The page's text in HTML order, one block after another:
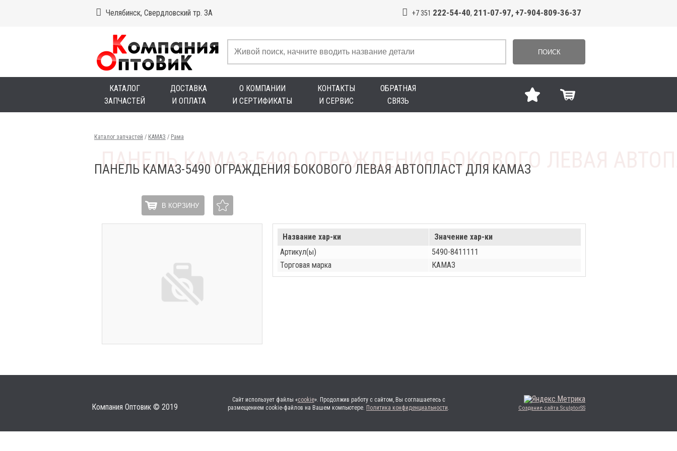
Челябинск, Свердловский тр. 3А +7 351 222-54-40, 211-07-97, +7-904-809-36-37
ПОИСК
КАТАЛОГ
ЗАПЧАСТЕЙ
ДОСТАВКА
И ОПЛАТА
О КОМПАНИИ
И СЕРТИФИКАТЫ
КОНТАКТЫ
И СЕРВИС
ОБРАТНАЯ
СВЯЗЬ
Каталог запчастей / КАМАЗ / Рама
ПАНЕЛЬ КАМАЗ-5490 ОГРАЖДЕНИЯ БОКОВОГО ЛЕВАЯ АВТОПЛАСТ ДЛЯ КАМАЗ
В КОРЗИНУ
Название хар-ки
Значение хар-ки
Артикул(ы)
5490-8411111
Торговая марка
КАМАЗ
Компания Оптовик © 2019
Сайт использует файлы «cookie». Продолжив работу с сайтом, Вы соглашаетесь с
размещением cookie-файлов на Вашем компьютере. Политика конфиденциальности. Создание сайта SculptorSS